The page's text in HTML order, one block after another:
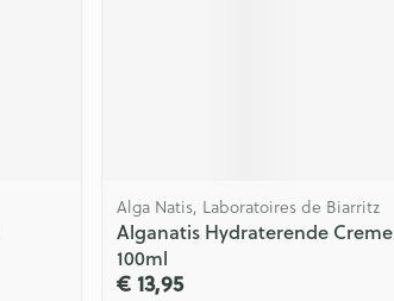
Alga Natis, Laboratoires de Biarritz
Alganatis Hydraterende Creme
100ml
€ 13,95